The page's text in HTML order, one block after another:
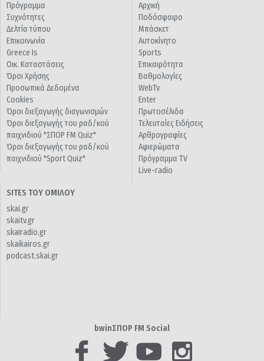
Πρόγραμμα
Συχνότητες
Δελτία τύπου
Επικοινωνία
Greece Is
Οικ. Καταστάσεις
Όροι Χρήσης
Προσωπικά Δεδομένα
Cookies
Όροι διεξαγωγής διαγωνισμών
Όροι διεξαγωγής του ραδ/κού
παιχνιδιού "ΣΠΟΡ FM Quiz"
Όροι διεξαγωγής του ραδ/κού
παιχνιδιού "Sport Quiz"
Αρχική
Ποδόσφαιρο
Μπάσκετ
Αυτοκίνητο
Sports
Επικαιρότητα
Βαθμολογίες
WebTv
Enter
Πρωτοσέλιδα
Τελευταίες Ειδήσεις
Αρθρογραφίες
Αφιερώματα
Πρόγραμμα TV
Live-radio
SITES ΤΟΥ ΟΜΙΛΟΥ
skai.gr
skaitv.gr
skairadio.gr
skaikairos.gr
podcast.skai.gr
bwinΣΠΟΡ FM Social